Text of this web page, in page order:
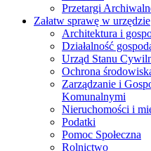
Przetargi
Załatw sprawę w urzędzie
Architektura i
Działalność
Urząd Stanu
Ochrona
Zarządzanie i
Komunalnymi
Nieruchomości i
Podatki
Pomoc Społeczna
Rolnictwo